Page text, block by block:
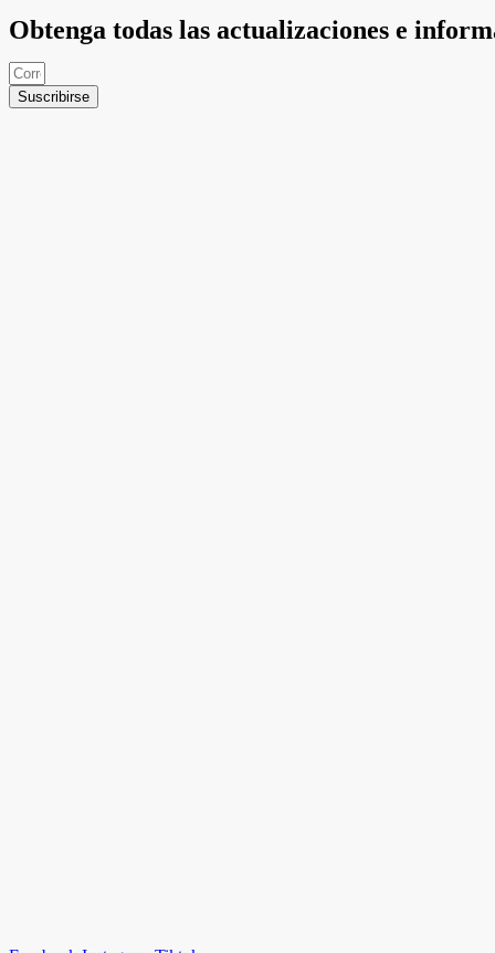
Obtenga todas las actualizaciones e
Suscribirse